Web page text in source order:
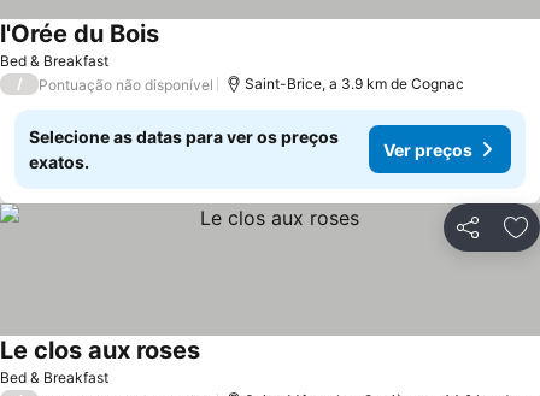
Bed & Breakfast
l'Orée du Bois
/ Pontuação não disponível Saint-Brice, a 3.9 km de Cognac
Selecione as datas para ver os preços
exatos.
Ver preços
Partilhar
Bed & Breakfast
Le clos aux roses